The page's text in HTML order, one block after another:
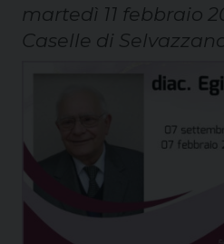
martedì 11 febbraio
Caselle di